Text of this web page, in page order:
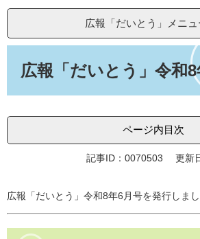
広報「だいとう」メニュ
広報「だいとう」令和
ページ内目次
記事ID：0070503 更新
広報「だいとう」令和8年6月号を発行しまし